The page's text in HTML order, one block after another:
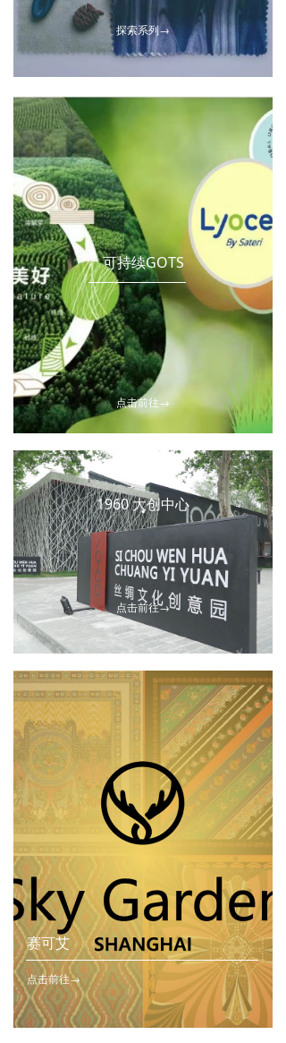
探索系列→
可持续GOTS
点击前往→
赛可艾
点击前往→
1960 大创中心
넸
点击前往→